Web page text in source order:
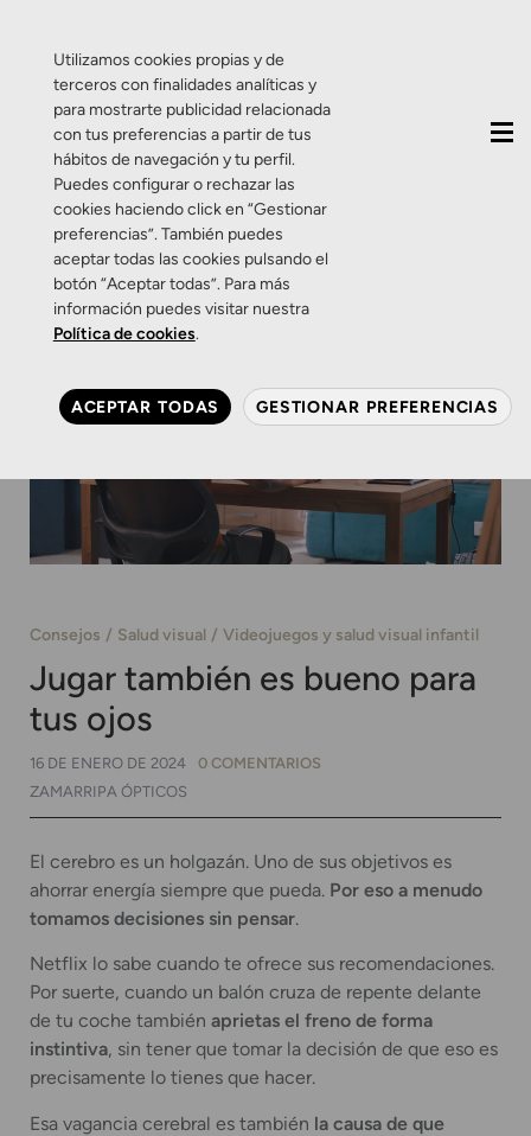
Consejos Salud visual Videojuegos y salud visual infantil
Jugar también es bueno para
tus ojos
16 DE ENERO DE 2024
0 COMENTARIOS
ZAMARRIPA ÓPTICOS
El cerebro es un holgazán. Uno de sus objetivos es
ahorrar energía siempre que pueda. Por eso a menudo
tomamos decisiones sin pensar.
Netflix lo sabe cuando te ofrece sus recomendaciones.
Por suerte, cuando un balón cruza de repente delante
de tu coche también aprietas el freno de forma
instintiva, sin tener que tomar la decisión de que eso es
precisamente lo tienes que hacer.
Esa vagancia cerebral es también la causa de que
Utilizamos cookies propias y de
terceros con finalidades analíticas y
para mostrarte publicidad relacionada
con tus preferencias a partir de tus
hábitos de navegación y tu perfil.
Puedes configurar o rechazar las
cookies haciendo click en “Gestionar
preferencias”. También puedes
aceptar todas las cookies pulsando el
botón “Aceptar todas”. Para más
información puedes visitar nuestra
Política de cookies.
ACEPTAR TODAS GESTIONAR PREFERENCIAS